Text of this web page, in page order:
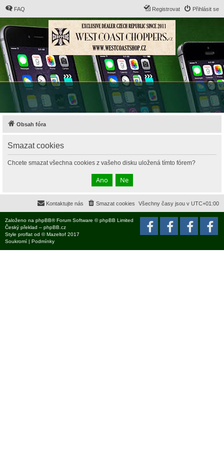
FAQ Přihlásit se
Registrovat
Obsah fóra
Smazat cookies
Chcete smazat všechna cookies z vašeho disku uložená tímto fórem?
Všechny časy jsou v UTC+01:00
Smazat cookies
Kontaktujte nás
Založeno na phpBB® Forum Software © phpBB Limited
Český překlad – phpBB.cz
Style proflat od ©Mazeltof 2017
Soukromí | Podmínky